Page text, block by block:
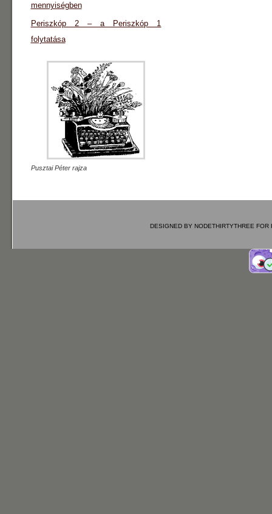
mennyiségben
Periszkóp 2 – a Periszkóp 1
folytatása
Pusztai Péter rajza
DESIGNED BY NODETHIRTYTHREE FOR